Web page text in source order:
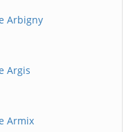
Arbigny
Argis
Armix